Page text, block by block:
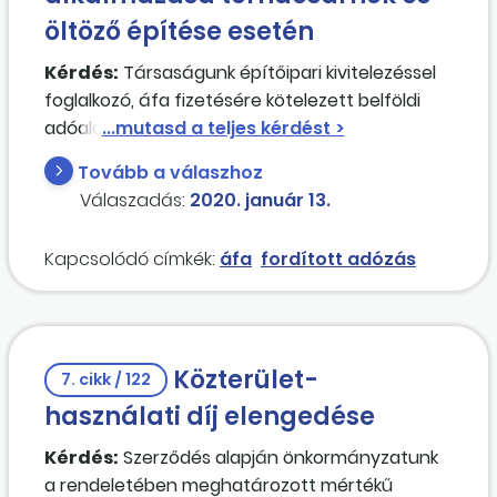
öltöző építése esetén
Kérdés: Társaságunk építőipari kivitelezéssel
foglalkozó, áfa fizetésére kötelezett belföldi
adóalany. Egy iskola megrendelt egy ingatlan
létrehozására irányuló
építésihatóságiengedély-köteles építési-
szerelési munkát társaságunktól. A megrendelő
alanyi adómentesként veszi igénybe a
szolgáltatást, a szerződése egyenes áfásként
került aláírásra. Társaságunk a fenti munka
szintén áfafizetésre kötelezett belföldi
adóalany. Az alvállalkozó a fentiek szerint
elvégzett építési-szerelési munkáról egyenes
vagy fordított adózás szerinti számlát köteles
társaságunk felé kiállítani? A mellékelt konkrét
Tovább a válaszhoz
Válaszadás: 2020. január 13.
Kapcsolódó címkék: áfa fordított adózás
7. cikk / 122
Közterület-
használati díj elengedése
Kérdés: Szerződés alapján önkormányzatunk
a rendeletében meghatározott mértékű